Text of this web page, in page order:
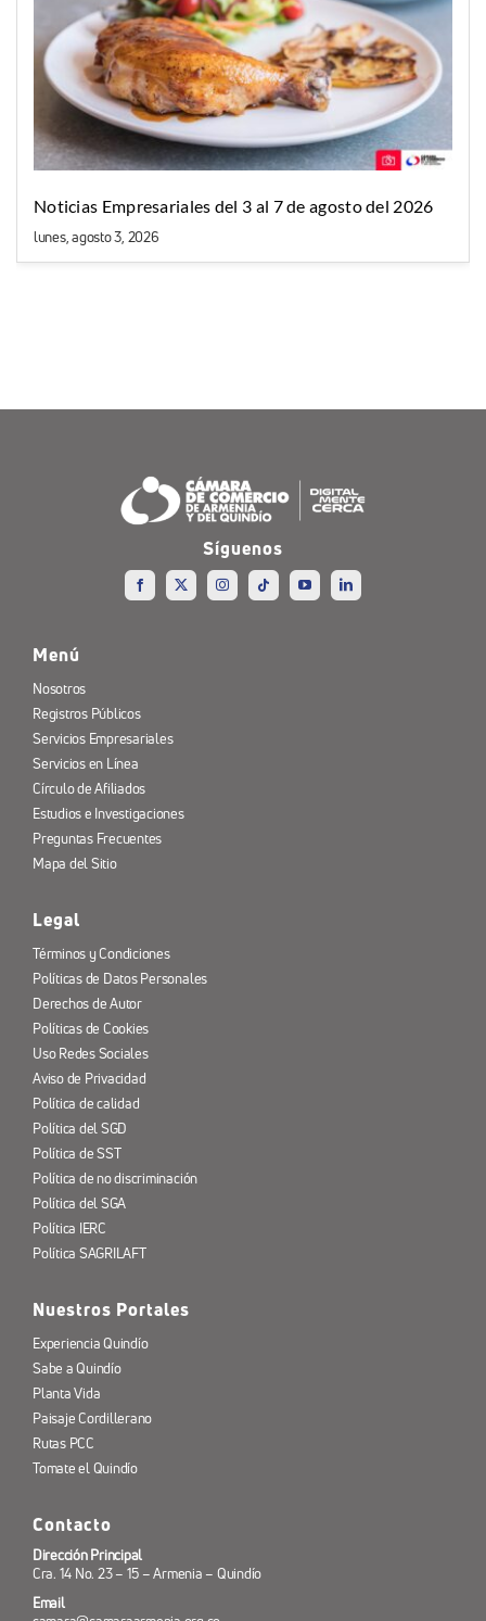
Noticias Empresariales del 3 al 7 de agosto del 2026
lunes, agosto 3, 2026
Síguenos
Menú
Nosotros
Registros Públicos
Servicios Empresariales
Servicios en Línea
Círculo de Afiliados
Estudios e Investigaciones
Preguntas Frecuentes
Mapa del Sitio
Legal
Términos y Condiciones
Políticas de Datos Personales
Derechos de Autor
Políticas de Cookies
Uso Redes Sociales
Aviso de Privacidad
Política de calidad
Política del SGD
Política de SST
Política de no discriminación
Política del SGA
Política IERC
Política SAGRILAFT
Nuestros Portales
Experiencia Quindío
Sabe a Quindío
Planta Vida
Paisaje Cordillerano
Rutas PCC
Tomate el Quindío
Contacto
Dirección Principal
Cra. 14 No. 23 – 15 – Armenia – Quindío
Email